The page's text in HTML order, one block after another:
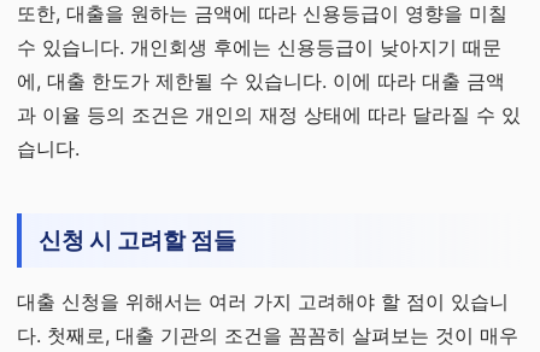
또한, 대출을 원하는 금액에 따라 신용등급이 영향을 미칠
수 있습니다. 개인회생 후에는 신용등급이 낮아지기 때문
에, 대출 한도가 제한될 수 있습니다. 이에 따라 대출 금액
과 이율 등의 조건은 개인의 재정 상태에 따라 달라질 수 있
습니다.
신청 시 고려할 점들
대출 신청을 위해서는 여러 가지 고려해야 할 점이 있습니
다. 첫째로, 대출 기관의 조건을 꼼꼼히 살펴보는 것이 매우